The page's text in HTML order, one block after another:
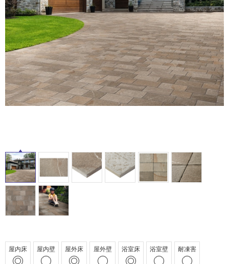
ロートアイアン 天然石・石材
メンテナンス・施工材 新商品
お役立ち情報 住まいのスタイリング
アイデア
ミラタップチャンネル
オンライン相談
屋内床 屋内壁 屋外床 屋外壁 浴室床 浴室壁 耐凍害
タ
イ
ル
屋
外
床・
浴
室
床・
車
場